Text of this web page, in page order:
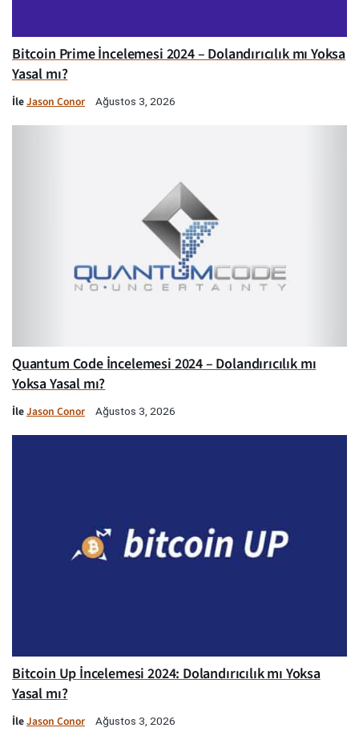
Bitcoin Prime İncelemesi 2024 – Dolandırıcılık mı Yoksa
Yasal mı?
İleJason Conor Ağustos 3, 2026
Quantum Code İncelemesi 2024 – Dolandırıcılık mı
Yoksa Yasal mı?
İleJason Conor Ağustos 3, 2026
Bitcoin Up İncelemesi 2024: Dolandırıcılık mı Yoksa
Yasal mı?
İleJason Conor Ağustos 3, 2026